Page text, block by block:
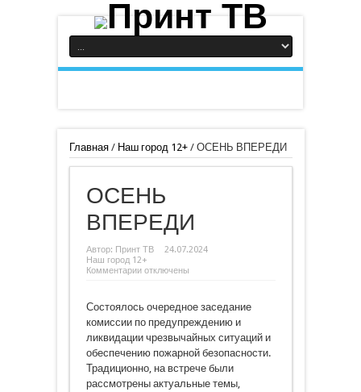
Главная/ Наш город 12+/ ОСЕНЬ ВПЕРЕДИ
ОСЕНЬ
ВПЕРЕДИ
Автор: Принт ТВ
24.07.2024
Наш город 12+
Комментариикотключены
Состоялось очередное заседание
комиссии по предупреждению и
ликвидации чрезвычайных ситуаций и
обеспечению пожарной безопасности.
Традиционно, на встрече были
рассмотрены актуальные темы,